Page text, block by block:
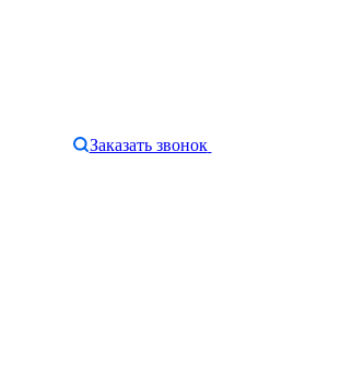
Заказать звонок